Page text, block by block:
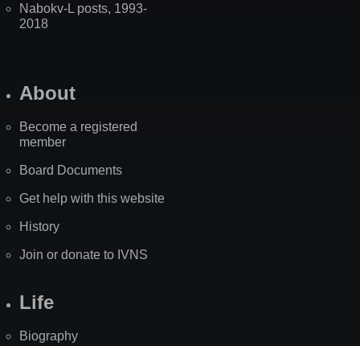
Nabokv-L posts, 1993-
2018
About
Become a registered
member
Board Documents
Get help with this website
History
Join or donate to IVNS
Life
Biography